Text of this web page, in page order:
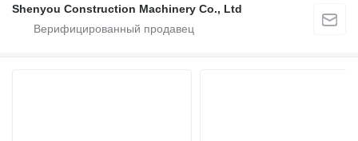
Shenyou Construction Machinery Co., Ltd